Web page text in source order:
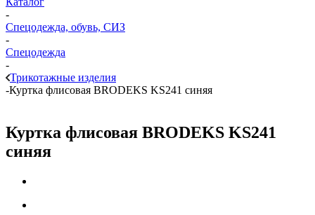
-
Спецодежда, обувь, СИЗ
-
Спецодежда
-
Трикотажные изделия
-Куртка флисовая BRODEKS KS241 синяя
Куртка флисовая BRODEKS KS241
синяя